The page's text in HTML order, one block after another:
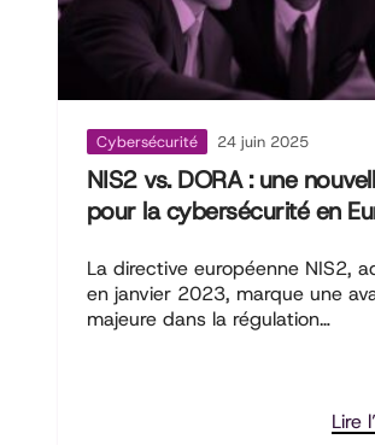
Cybersécurité 24 juin 2025
NIS2 vs. DORA : une
pour la cybersécurité en
La directive européenne NIS2,
en janvier 2023, marque une
majeure dans la régulation…
Lire